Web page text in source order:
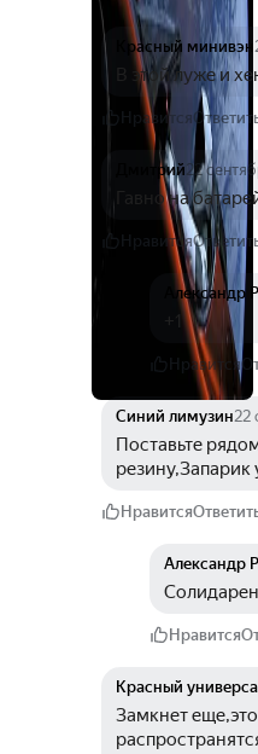
Красный минивэн
В этой луже и
Нравится
Дмитрий22
Гавно на
Нравится
Александр
Нравится
Синий лимузин22
Поставьте
резину,Запарик
Нравится
Александр
Солидарен
Нравится
Красный
Замкнет